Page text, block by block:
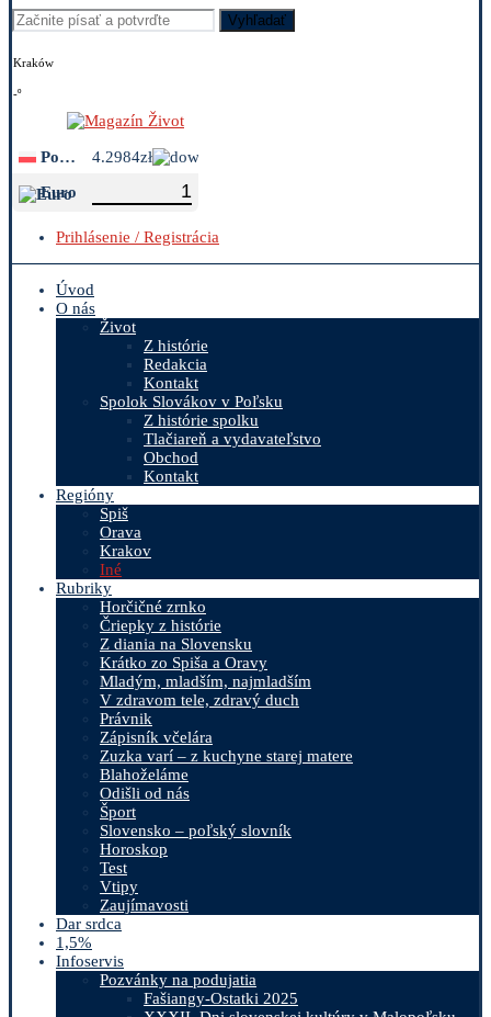
Vyhľadať
Kraków
-º
Polish Zloty
4.2984zł
Euro
Prihlásenie / Registrácia
Úvod
O nás
Život
Z histórie
Redakcia
Kontakt
Spolok Slovákov v Poľsku
Z histórie spolku
Tlačiareň a vydavateľstvo
Obchod
Kontakt
Regióny
Spiš
Orava
Krakov
Iné
Rubriky
Horčičné zrnko
Čriepky z histórie
Z diania na Slovensku
Krátko zo Spiša a Oravy
Mladým, mladším, najmladším
V zdravom tele, zdravý duch
Právnik
Zápisník včelára
Zuzka varí – z kuchyne starej matere
Blahoželáme
Odišli od nás
Šport
Slovensko – poľský slovník
Horoskop
Test
Vtipy
Zaujímavosti
Dar srdca
1,5%
Infoservis
Pozvánky na podujatia
Fašiangy-Ostatki 2025